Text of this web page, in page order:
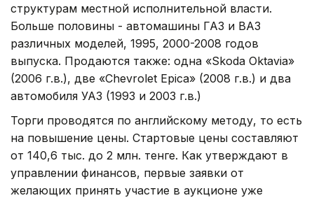
структурам местной исполнительной власти.
Больше половины - автомашины ГАЗ и ВАЗ
различных моделей, 1995, 2000-2008 годов
выпуска. Продаются также: одна «Skoda Oktavia»
(2006 г.в.), две «Chevrolet Epica» (2008 г.в.) и два
автомобиля УАЗ (1993 и 2003 г.в.)
Торги проводятся по английскому методу, то есть
на повышение цены. Стартовые цены составляют
от 140,6 тыс. до 2 млн. тенге. Как утверждают в
управлении финансов, первые заявки от
желающих принять участие в аукционе уже